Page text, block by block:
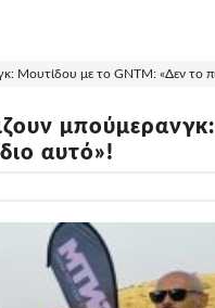
με το GNTM: «Δεν το
αυτό»!